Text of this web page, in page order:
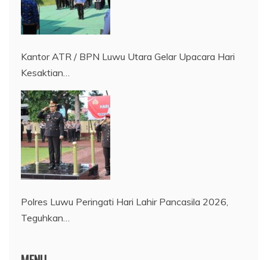
Kantor ATR / BPN Luwu Utara Gelar Upacara Hari
Kesaktian…
Polres Luwu Peringati Hari Lahir Pancasila 2026,
Teguhkan…